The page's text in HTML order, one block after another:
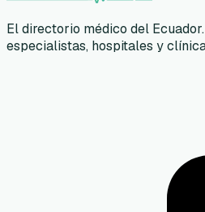
El directorio médico del
especialistas, hospitales y